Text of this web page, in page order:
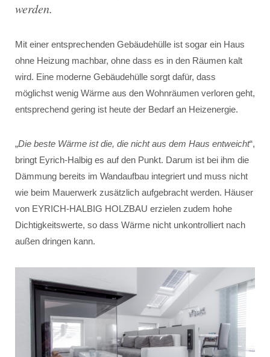
werden.
Mit einer entsprechenden Gebäudehülle ist sogar ein Haus
ohne Heizung machbar, ohne dass es in den Räumen kalt
wird. Eine moderne Gebäudehülle sorgt dafür, dass
möglichst wenig Wärme aus den Wohnräumen verloren geht,
entsprechend gering ist heute der Bedarf an Heizenergie.
„Die beste Wärme ist die, die nicht aus dem Haus entweicht“,
bringt Eyrich-Halbig es auf den Punkt. Darum ist bei ihm die
Dämmung bereits im Wandaufbau integriert und muss nicht
wie beim Mauerwerk zusätzlich aufgebracht werden. Häuser
von EYRICH-HALBIG HOLZBAU erzielen zudem hohe
Dichtigkeitswerte, so dass Wärme nicht unkontrolliert nach
außen dringen kann.